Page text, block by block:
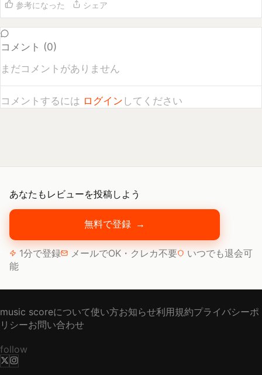
コメント (0
まだコメントがありません
コメントするにはログイン してください
あなたもレビューを投稿しよう
無料で登録 →
1分で登録 メールでOK・クレカ不要
いつでも退会可
能
music scoreについて使い方お知らせ利用規約プライバシーポ
リシーお問い合わせ
follow